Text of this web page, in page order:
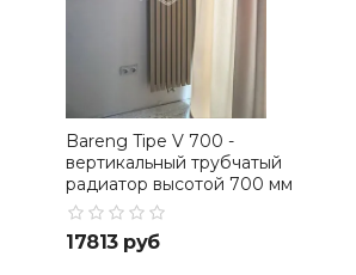
Bareng Tipe V 700 -
вертикальный трубчатый
радиатор высотой 700 мм
17813 руб